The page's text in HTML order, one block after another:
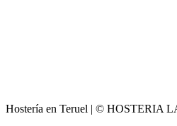
Hostería en Teruel | © HOSTERIA